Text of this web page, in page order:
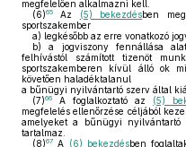
megfelelően alkalmazni kell.
(6)65 Az (5) bekezdésben
sportszakember
a) legkésőbb az erre vonatkozó
b) a jogviszony fennállása
felhívástól számított tizenöt
sportszakemberen kívül álló ok
követően haladéktalanul
a bűnügyi nyilvántartó szerv által
(7)66 A foglalkoztató az (5)
megfelelés ellenőrzése céljából
amelyeket a bűnügyi
tartalmaz.
(8)67 A (6) bekezdésben